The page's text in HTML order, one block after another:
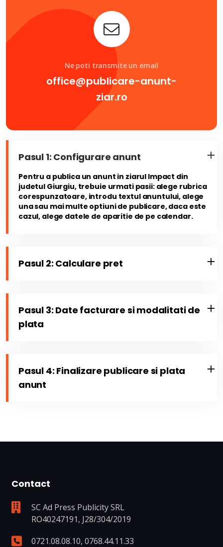
Ne poti transmite un email
office@publicare-anunt-
ziar.ro
Pasul 1: Configurare anunt
Pentru a publica un anunt in ziarul Impact din
judetul Giurgiu, trebuie urmati pasii: alege rubrica
corespunzatoare, introdu textul anuntului, alege
una sau mai multe optiuni de publicare, daca este
cazul, alege datele de aparitie de pe calendar.
Pasul 2: Calculare pret
Pasul 3: Date facturare si modalitati de
plata
Pasul 4: Finalizare publicare si plata
anunt
Contact
SC Ad Press Publicity SRL
RO40247191, J28/304/2019
0721.08.08.10, 0768.44.11.33